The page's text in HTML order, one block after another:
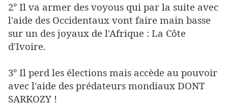
2° Il va armer des voyous qui par la suite avec
l'aide des Occidentaux vont faire main basse
sur un des joyaux de l'Afrique : La Côte
d'Ivoire.
3° Il perd les élections mais accède au pouvoir
avec l'aide des prédateurs mondiaux DONT
SARKOZY !